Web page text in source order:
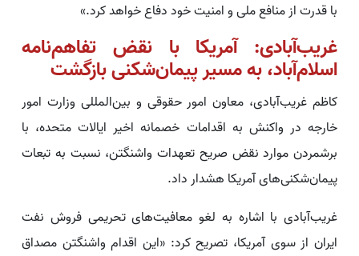
با قدرت از منافع ملی و امنیت خود دفاع خواهد کرد.»
غریب‌آبادی: آمریکا با نقض تفاهم‌نامه
اسلام‌آباد، به مسیر پیمان‌شکنی بازگشت
کاظم غریب‌آبادی، معاون امور حقوقی و بین‌المللی وزارت امور
خارجه در واکنش به اقدامات خصمانه اخیر ایالات متحده، با
برشمردن موارد نقض صریح تعهدات واشنگتن، نسبت به تبعات
پیمان‌شکنی‌های آمریکا هشدار داد.
غریب‌آبادی با اشاره به لغو معافیت‌های تحریمی فروش نفت
ایران از سوی آمریکا، تصریح کرد: «این اقدام واشنگتن مصداق